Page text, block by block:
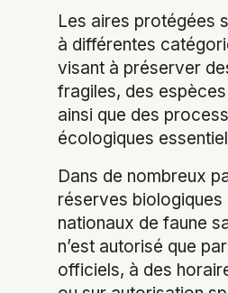
Les aires protégées
à différentes
visant à préserver
fragiles, des
ainsi que des
écologiques
Dans de nombreux
réserves biologiques
nationaux de faune
n’est autorisé que
officiels, à des